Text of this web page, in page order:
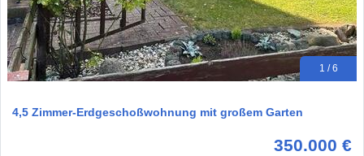
1 / 6
4,5 Zimmer-Erdgeschoßwohnung mit großem Garten
350.000 €